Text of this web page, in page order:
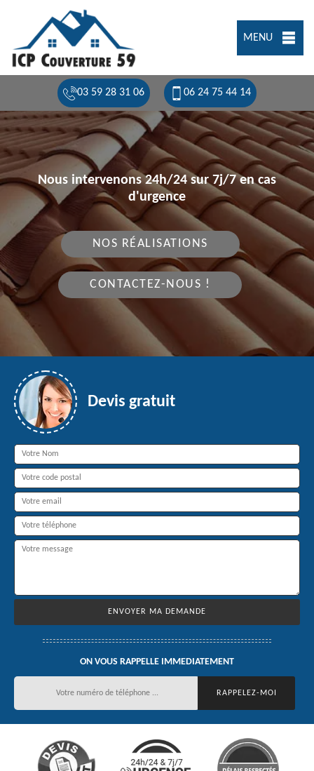
MENU
03 59 28 31 06 06 24 75 44 14
Nous intervenons 24h/24 sur 7j/7 en cas
d'urgence
NOS RÉALISATIONS
CONTACTEZ-NOUS !
Devis gratuit
ON VOUS RAPPELLE IMMEDIATEMENT